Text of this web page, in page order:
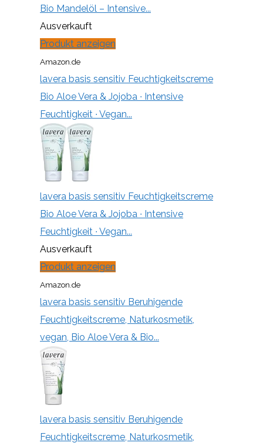
Bio Mandelöl – Intensive...
Ausverkauft
Produkt anzeigen
Amazon.de
lavera basis sensitiv Feuchtigkeitscreme
Bio Aloe Vera & Jojoba ∙ Intensive
Feuchtigkeit ∙ Vegan...
lavera basis sensitiv Feuchtigkeitscreme
Bio Aloe Vera & Jojoba ∙ Intensive
Feuchtigkeit ∙ Vegan...
Ausverkauft
Produkt anzeigen
Amazon.de
lavera basis sensitiv Beruhigende
Feuchtigkeitscreme, Naturkosmetik,
vegan, Bio Aloe Vera & Bio...
lavera basis sensitiv Beruhigende
Feuchtigkeitscreme, Naturkosmetik,